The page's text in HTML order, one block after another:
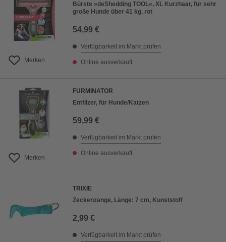
Merken
Bürste »deShedding TOOL«, XL Kurzhaar, für sehr
große Hunde über 41 kg, rot
54,99 €
Verfügbarkeit im Markt prüfen
Online ausverkauft
Merken
FURMINATOR
Entfilzer, für Hunde/Katzen
59,99 €
Verfügbarkeit im Markt prüfen
Online ausverkauft
TRIXIE
Zeckenzange, Länge: 7 cm, Kunststoff
2,99 €
Verfügbarkeit im Markt prüfen